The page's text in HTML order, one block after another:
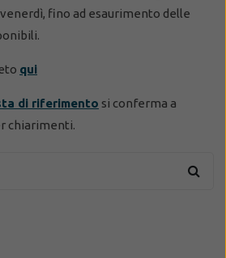
fino ad esaurimento delle
qui
di riferimento si conferma a
chiarimenti.